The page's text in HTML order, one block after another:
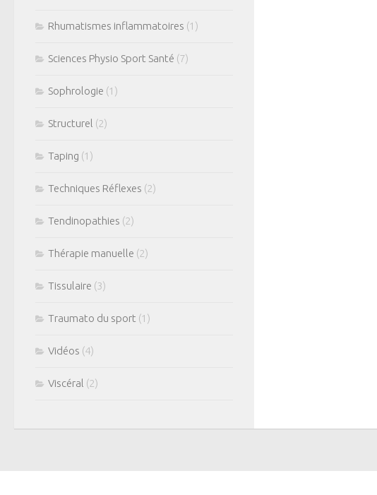
Rhumatismes inflammatoires (1)
Sciences Physio Sport Santé (7)
Sophrologie (1)
Structurel (2)
Taping (1)
Techniques Réflexes (2)
Tendinopathies (2)
Thérapie manuelle (2)
Tissulaire (3)
Traumato du sport (1)
Vidéos (4)
Viscéral (2)